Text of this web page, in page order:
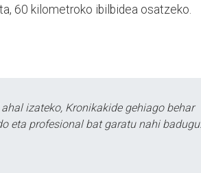
60 kilometroko ibilbidea osatzeko.
izateko, Kronikakide gehiago behar
eta profesional bat garatu nahi badugu.